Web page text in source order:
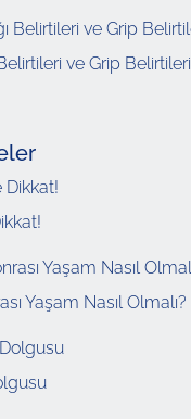
ve Grip Belirtileri
Yaşam Nasıl Olmalı?